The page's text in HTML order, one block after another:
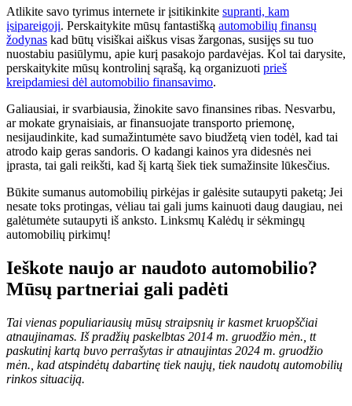
Atlikite savo tyrimus internete ir įsitikinkite supranti, kam
įsipareigoji. Perskaitykite mūsų fantastišką automobilių finansų
žodynas kad būtų visiškai aiškus visas žargonas, susijęs su tuo
nuostabiu pasiūlymu, apie kurį pasakojo pardavėjas. Kol tai darysite,
perskaitykite mūsų kontrolinį sąrašą, ką organizuoti prieš
kreipdamiesi dėl automobilio finansavimo.
Galiausiai, ir svarbiausia, žinokite savo finansines ribas. Nesvarbu,
ar mokate grynaisiais, ar finansuojate transporto priemonę,
nesijaudinkite, kad sumažintumėte savo biudžetą vien todėl, kad tai
atrodo kaip geras sandoris. O kadangi kainos yra didesnės nei
įprasta, tai gali reikšti, kad šį kartą šiek tiek sumažinsite lūkesčius.
Būkite sumanus automobilių pirkėjas ir galėsite sutaupyti paketą; Jei
nesate toks protingas, vėliau tai gali jums kainuoti daug daugiau, nei
galėtumėte sutaupyti iš anksto. Linksmų Kalėdų ir sėkmingų
automobilių pirkimų!
Ieškote naujo ar naudoto automobilio?
Mūsų partneriai gali padėti
Tai vienas populiariausių mūsų straipsnių ir kasmet kruopščiai
atnaujinamas. Iš pradžių paskelbtas 2014 m. gruodžio mėn., tt
paskutinį kartą buvo perrašytas ir atnaujintas 2024 m. gruodžio
mėn., kad atspindėtų dabartinę tiek naujų, tiek naudotų automobilių
rinkos situaciją.